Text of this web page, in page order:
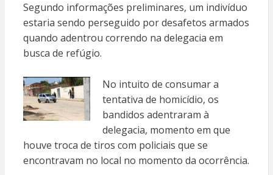
Segundo informações preliminares, um indivíduo
estaria sendo perseguido por desafetos armados
quando adentrou correndo na delegacia em
busca de refúgio.
No intuito de consumar a
tentativa de homicídio, os
bandidos adentraram à
delegacia, momento em que
houve troca de tiros com policiais que se
encontravam no local no momento da ocorrência.